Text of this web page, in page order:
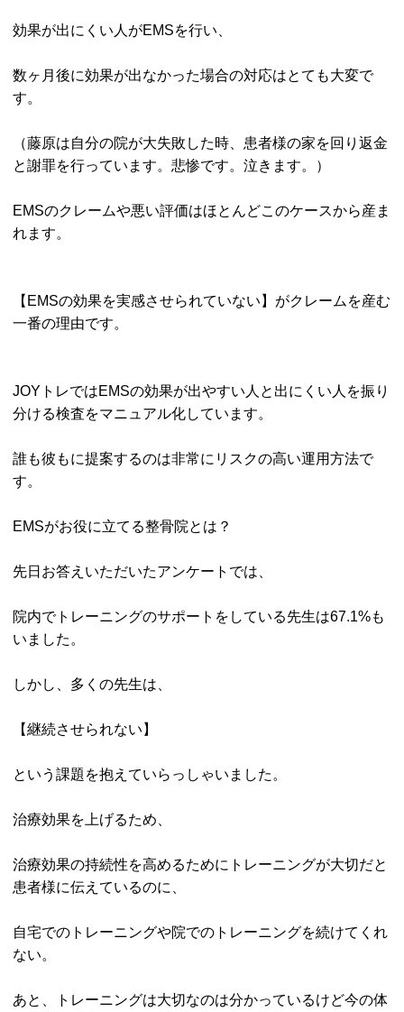
効果が出にくい人がEMSを行い、
数ヶ月後に効果が出なかった場合の対応はとても大変で
す。
（藤原は自分の院が大失敗した時、患者様の家を回り返金
と謝罪を行っています。悲惨です。泣きます。）
EMSのクレームや悪い評価はほとんどこのケースから産ま
れます。
【EMSの効果を実感させられていない】がクレームを産む
一番の理由です。
JOYトレではEMSの効果が出やすい人と出にくい人を振り
分ける検査をマニュアル化しています。
誰も彼もに提案するのは非常にリスクの高い運用方法で
す。
EMSがお役に立てる整骨院とは？
先日お答えいただいたアンケートでは、
院内でトレーニングのサポートをしている先生は67.1%も
いました。
しかし、多くの先生は、
【継続させられない】
という課題を抱えていらっしゃいました。
治療効果を上げるため、
治療効果の持続性を高めるためにトレーニングが大切だと
患者様に伝えているのに、
自宅でのトレーニングや院でのトレーニングを続けてくれ
ない。
あと、トレーニングは大切なのは分かっているけど今の体